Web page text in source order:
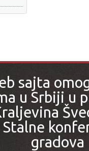
sajta
u Srbiji u
gradova